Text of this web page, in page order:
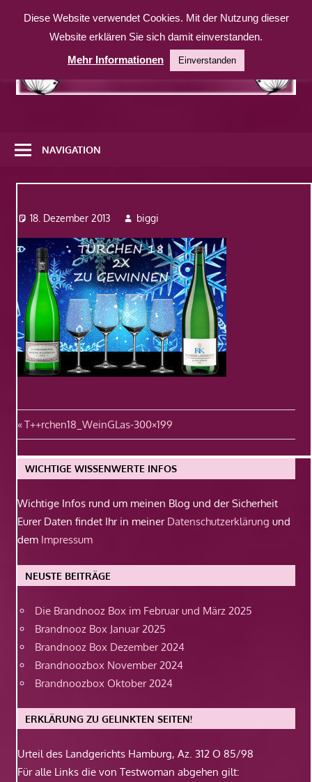
Inhalt
weitere
Website
NAVIGATION
18. Dezember 2013 biggi
Beitragsnavigation
Vorheriger
Beitrag:
T++rchen18_WeinGLas-300×199
WICHTIGE WISSENWERTE INFOS
Wichtige Infos rund um meinen Blog und der Sicherheit
Eurer Daten findet Ihr in meiner Datenschutzerklärung und
dem Impressum
NEUSTE BEITRÄGE
Die Brandnooz Box im Februar und März 2025
Brandnooz Box Januar 2025
Brandnooz Box Dezember 2024
Brandnoozbox November 2024
Brandnoozbox Oktober 2024
ERKLÄRUNG ZU GELINKTEN SEITEN!
Urteil des Landgerichts Hamburg, Az. 312 O 85/98
Für alle Links die von Testwoman abgehen gilt:
Diese Website verwendet Cookies. Mit der Nutzung dieser
Website erklären Sie sich damit einverstanden.
Mehr Informationen
Einverstanden